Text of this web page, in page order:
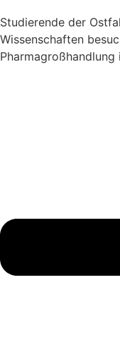
Studierende der
Wissenschaften
Pharmagroßhandlung